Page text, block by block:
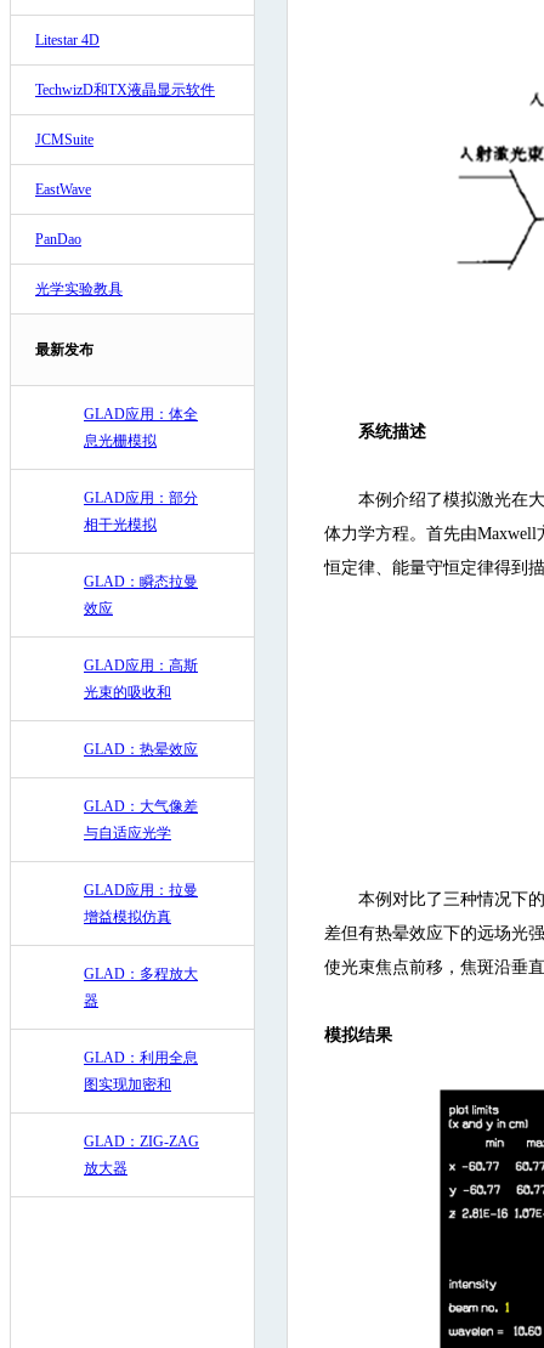
Litestar 4D
TechwizD和TX液晶显示软件
JCMSuite
EastWave
PanDao
光学实验教具
最新发布
GLAD应用：体全
息光栅模拟
GLAD应用：部分
相干光模拟
GLAD：瞬态拉曼
效应
GLAD应用：高斯
光束的吸收和
GLAD：热晕效应
GLAD：大气像差
与自适应光学
GLAD应用：拉曼
增益模拟仿真
GLAD：多程放大
器
GLAD：利用全息
图实现加密和
GLAD：ZIG-ZAG
放大器
系统描述
本例介绍了模拟激光在
体力学方程。首先由
恒定律、能量守恒定律得到
本例对比了三种情况下
差但有热晕效应下的远场光
使光束焦点前移，焦斑沿垂
模拟结果